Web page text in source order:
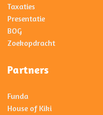
Taxaties
Presentatie
BOG
Zoekopdracht
Partners
Funda
House of Kiki